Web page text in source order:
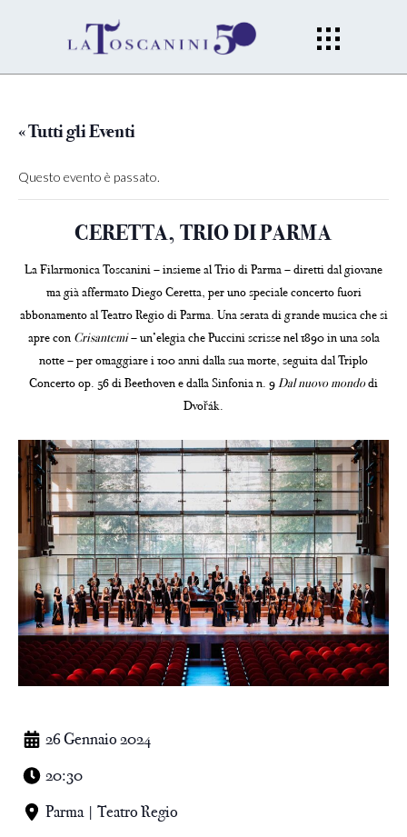
« Tutti gli Eventi
Questo evento è passato.
CERETTA, TRIO DI PARMA
La Filarmonica Toscanini – insieme al Trio di Parma – diretti dal giovane
ma già affermato Diego Ceretta, per uno speciale concerto fuori
abbonamento al Teatro Regio di Parma. Una serata di grande musica che si
apre con Crisantemi– un’elegia che Puccini scrisse nel 1890 in una sola
notte – per omaggiare i 100 anni dalla sua morte, seguita dal Triplo
Concerto op. 56 di Beethoven e dalla Sinfonia n. 9Dal nuovo mondodi
Dvořák.
26 Gennaio 2024
20:30
Parma | Teatro Regio